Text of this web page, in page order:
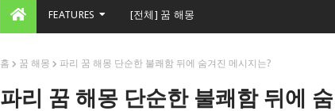
FEATURES [전체] 꿈 해몽
홈 꿈 해몽 파리 꿈 해몽 단순한 불쾌함 뒤에 숨겨진 메시지는?
파리 꿈 해몽 단순한 불쾌함 뒤에